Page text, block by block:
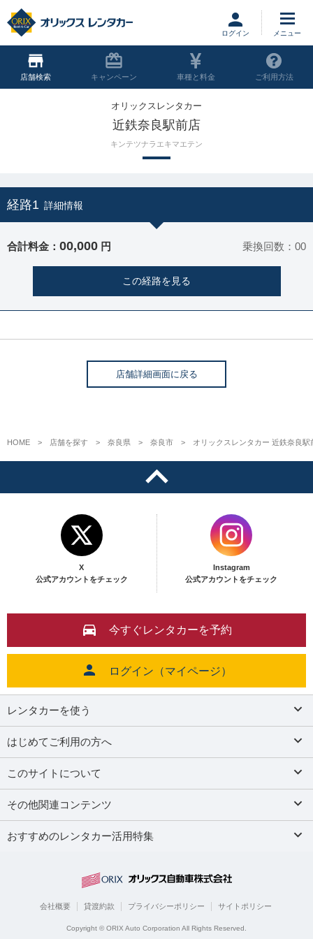
ログイン
店舗 キャンペーン 車種と料金 ご利用方法
オリックスレンタカー
近鉄奈良駅前店
キンテツナラエキマエテン
経路1 詳細情報
合計料金： 00,000 円 乗換回数：00
この経路を見る
店舗詳細画面に戻る
HOME 店舗を探す 奈良県 奈良市 オリックスレンタカー 近鉄奈良駅
X
公式アカウントをチェック
Instagram
公式アカウントをチェック
今すぐレンタカーを予約
ログイン（マイページ）
レンタカーを使う
はじめてご利用の方へ
このサイトについて
その他関連コンテンツ
おすすめのレンタカー活用特集
会社概要 貸渡約款 プライバシーポリシー サイトポリシー
Copyright © ORIX Auto Corporation All Rights Reserved.